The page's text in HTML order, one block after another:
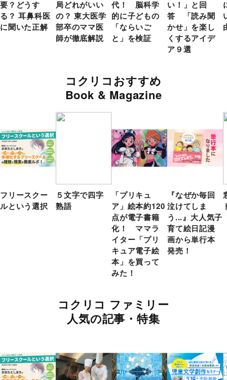
要？どうす
る？ 耳鼻科医
に聞いた正解
局どれがいい
の？ 東大医学
部卒のママ医
師が徹底解説
代！ 脳科学
的に子どもの
「ならいご
と」を検証
い！」と回
答 「読み聞
かせ」を楽し
くするアイデ
ア９選
コクリコおすすめ
Book & Magazine
フリースクー
ルという選択
５文字で四字
熟語
「プリキュ
ア」絵本約120
点が電子書籍
化！ ママラ
イター「プリ
キュア電子絵
本」を買って
みた！
『なぜか毎回
泣けてしま
う...』大人気子
育て絵日記漫
画から単行本
発売！
コクリコ ファミリー
人気の記事・特集